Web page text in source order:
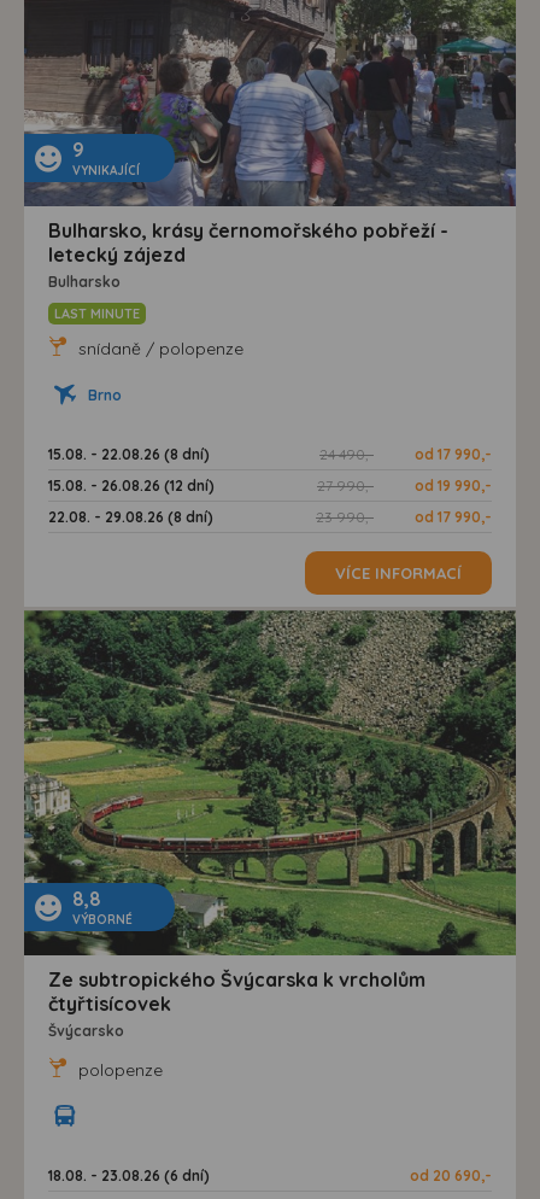
9
VYNIKAJÍCÍ
Bulharsko, krásy černomořského pobřeží -
letecký zájezd
Bulharsko
LAST MINUTE
snídaně / polopenze
Brno
15.08. - 22.08.26 (8 dní) 24 490,-
od 17 990,-
15.08. - 26.08.26 (12 dní)
27 990,-
od 19 990,-
22.08. - 29.08.26 (8 dní)
23 990,- od 17 990,-
VÍCE INFORMACÍ
8,8
VÝBORNÉ
Ze subtropického Švýcarska k vrcholům
čtyřtisícovek
Švýcarsko
polopenze
18.08. - 23.08.26 (6 dní) od 20 690,-